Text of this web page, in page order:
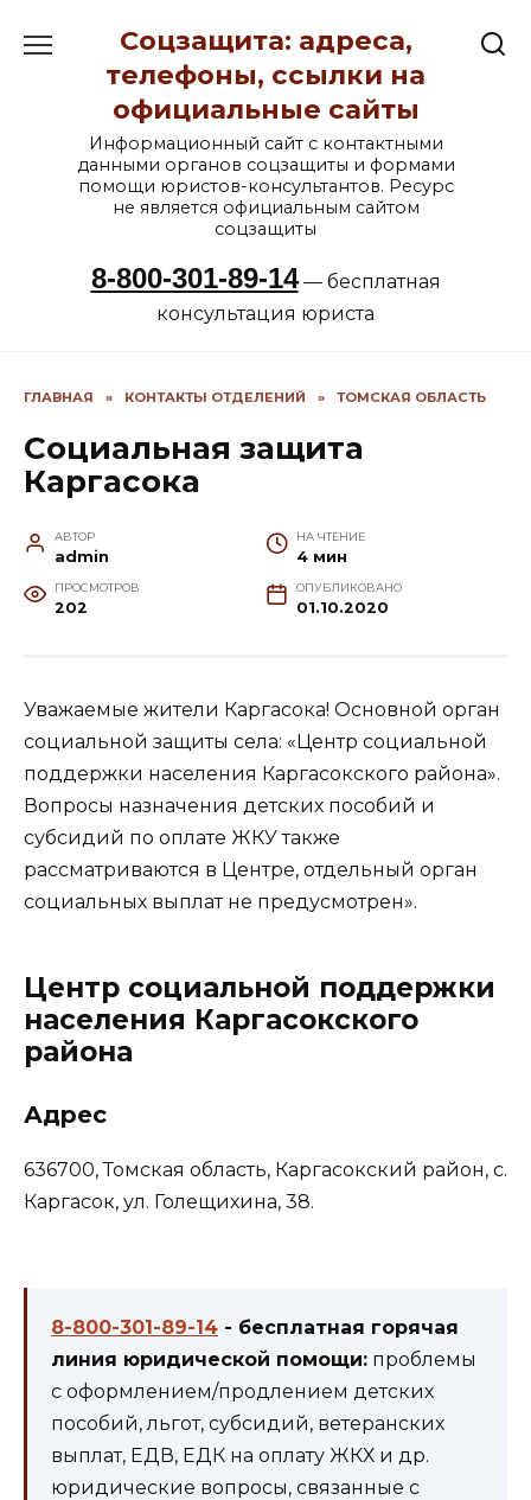
содержанию
Соцзащита: адреса,
телефоны, ссылки на
официальные сайты
Информационный сайт с контактными
данными органов соцзащиты и формами
помощи юристов-консультантов. Ресурс
не является официальным сайтом
соцзащиты
8-800-301-89-14— бесплатная
консультация юриста
ГЛАВНАЯ » КОНТАКТЫ ОТДЕЛЕНИЙ » ТОМСКАЯ ОБЛАСТЬ
Социальная защита
Каргасока
АВТОР
admin
НА ЧТЕНИЕ
4 мин
ПРОСМОТРОВ
202
ОПУБЛИКОВАНО
01.10.2020
Уважаемые жители Каргасока! Основной орган
социальной защиты села: «Центр социальной
поддержки населения Каргасокского района».
Вопросы назначения детских пособий и
субсидий по оплате ЖКУ также
рассматриваются в Центре, отдельный орган
социальных выплат не предусмотрен».
Центр социальной поддержки
населения Каргасокского
района
Адрес
636700, Томская область, Каргасокский район, с.
Каргасок, ул. Голещихина, 38.
8-800-301-89-14 - бесплатная горячая
линия юридической помощи: проблемы
с оформлением/продлением детских
пособий, льгот, субсидий, ветеранских
выплат, ЕДВ, ЕДК на оплату ЖКХ и др.
юридические вопросы, связанные с